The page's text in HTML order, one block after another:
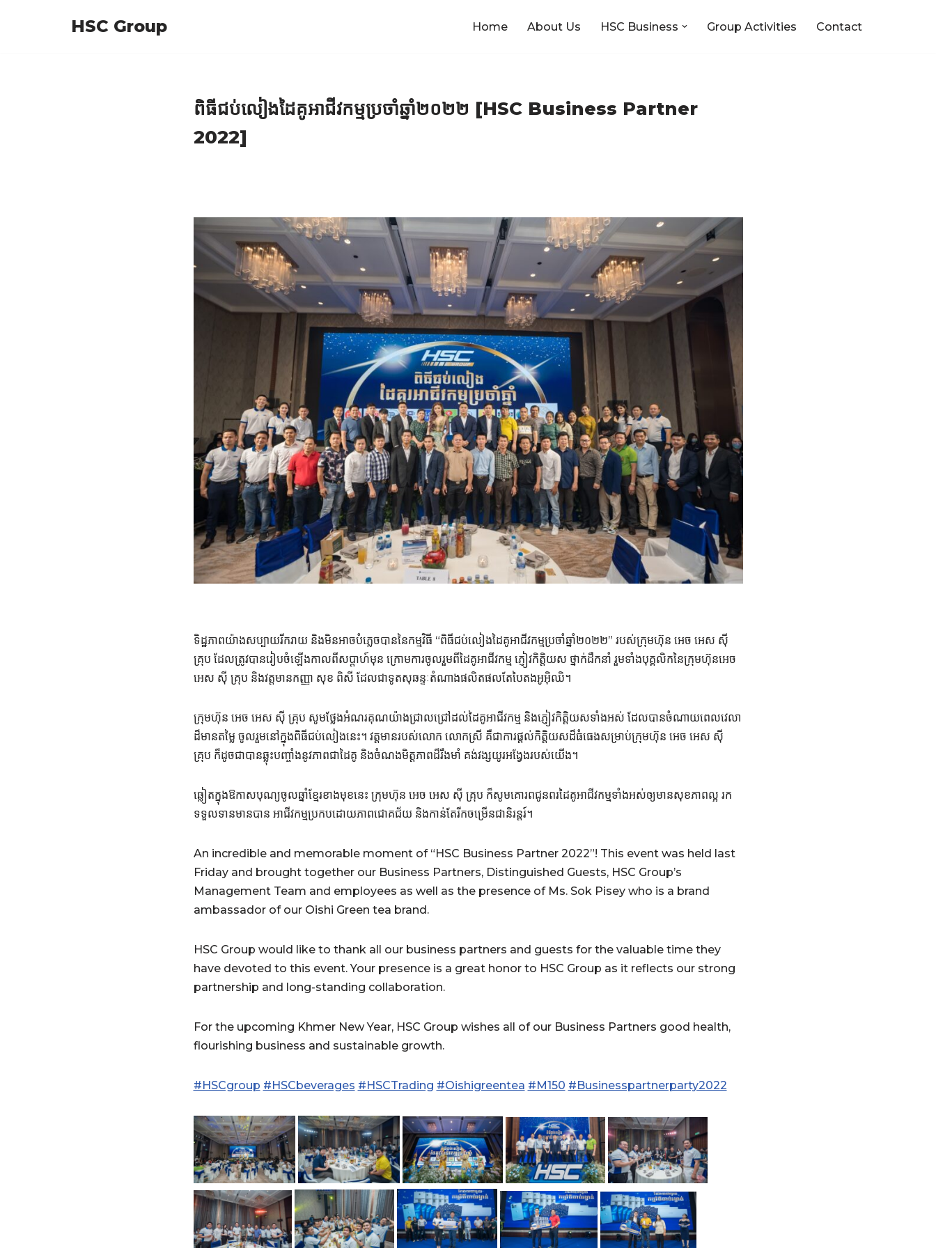
HSC Group Home About Us HSC Business Group Activities Contact
ពិធីជប់លៀងដៃគូអាជីវកម្មប្រចាំឆ្នាំ២០២២ [HSC Business Partner
2022]
ទិដ្ឋភាពយ៉ាងសប្បាយរីករាយ និងមិនអាចបំភ្លេចបាននៃកម្មវិធី “ពិធីជប់លៀងដៃគូអាជីវកម្មប្រចាំឆ្នាំ២០២២” របស់ក្រុមហ៊ុន អេច អេស ស៊ី
គ្រុប ដែលត្រូវបានរៀបចំឡើងកាលពីសប្តាហ៍មុន ក្រោមការចូលរួមពីដៃគូអាជីវកម្ម ភ្ញៀវកិត្តិយស ថ្នាក់ដឹកនាំ រួមទាំងបុគ្គលិកនៃក្រុមហ៊ុនអេច
អេស ស៊ី គ្រុប និងវត្តមានកញ្ញា សុខ ពិសី ដែលជាទូតសុឆន្ទៈតំណាងផលិតផលតែបៃតងអូអុិឈិ។
ក្រុមហ៊ុន អេច អេស ស៊ី គ្រុប សូមថ្លែងអំណរគុណយ៉ាងជ្រាលជ្រៅដល់ដៃគូអាជីវកម្ម និងភ្ញៀវកិត្តិយសទាំងអស់ ដែលបានចំណាយពេលវេលា
ដ៏មានតម្លៃ ចូលរួមនៅក្នុងពិធីជប់លៀងនេះ។ វត្តមានរបស់លោក លោកស្រី គឺជាការផ្តល់កិត្តិយសដ៏ធំធេងសម្រាប់ក្រុមហ៊ុន អេច អេស ស៊ី
គ្រុប ក៏ដូចជាបានឆ្លុះបញ្ចាំងនូវភាពជាដៃគូ និងចំណងមិត្តភាពដ៏រឹងមាំ គង់វង្សយូរអង្វែងរបស់យើង។
ឆ្លៀតក្នុងឱកាសបុណ្យចូលឆ្នាំខ្មែរខាងមុខនេះ ក្រុមហ៊ុន អេច អេស ស៊ី គ្រុប ក៏សូមគោរពជូនពរដៃគូអាជីវកម្មទាំងអស់ឲ្យមានសុខភាពល្អ រក
ទទួលទានមានបាន អាជីវកម្មប្រកបដោយភាពជោគជ័យ និងកាន់តែរីកចម្រើនជានិរន្ដរ៍។
An incredible and memorable moment of “HSC Business Partner 2022”! This event was held last
Friday and brought together our Business Partners, Distinguished Guests, HSC Group’s
Management Team and employees as well as the presence of Ms. Sok Pisey who is a brand
ambassador of our Oishi Green tea brand.
HSC Group would like to thank all our business partners and guests for the valuable time they
have devoted to this event. Your presence is a great honor to HSC Group as it reflects our strong
partnership and long-standing collaboration.
For the upcoming Khmer New Year, HSC Group wishes all of our Business Partners good health,
flourishing business and sustainable growth.
#HSCgroup #HSCbeverages #HSCTrading #Oishigreentea #M150 #Businesspartnerparty2022